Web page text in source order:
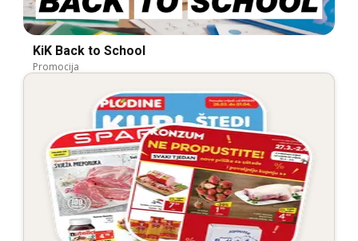
KiK Back to School
Promocija